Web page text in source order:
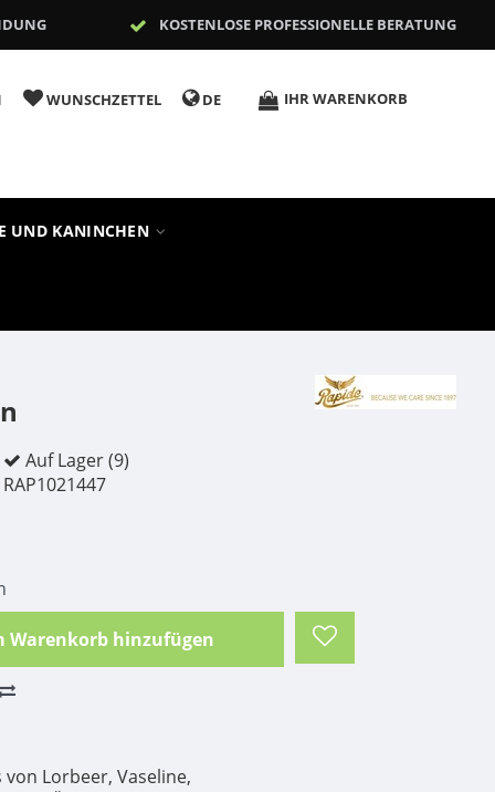
KOSTENLOSE PROFESSIONELLE BERATUNG
WUNSCHZETTEL DE IHR WARENKORB
UND KANINCHEN
Auf Lager (9)
RAP1021447
Warenkorb hinzufügen
Lorbeer, Vaseline,